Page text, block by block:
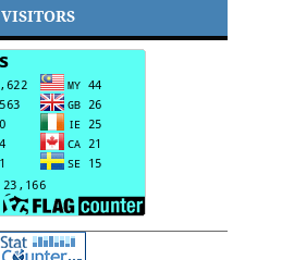
VISITORS